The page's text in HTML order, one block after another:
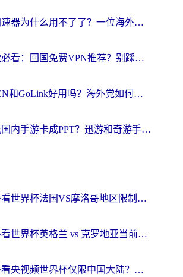
归雁加速器为什么用不了了？一位海外游子的真实困惑与技术解答
海外党必看：回国免费VPN推荐？别踩坑！教你选对加速器无缝刷国内资源
ChickCN和GoLink好用吗？海外党如何选对回国加速器
海外玩国内手游卡成PPT？迅游和奇游手游哪个好？一篇讲透回国加速器怎么选
在国外看世界杯法国VS摩洛哥地区限制？这篇指南让你流畅看中文解说无压力
在国外看世界杯英格兰 vs 克罗地亚当前地区不可播放？这篇指南帮你搞定所有海外观赛难题
在海外看央视频世界杯仅限中国大陆？这篇指南帮你解锁中文解说+无卡顿直播